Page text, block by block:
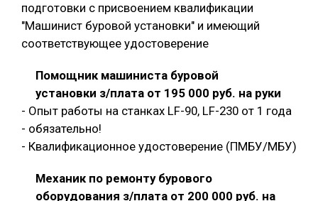
подготовки с присвоением квалификации
"Машинист буровой установки" и имеющий
соответствующее удостоверение
Помощник машиниста буровой
установки з/плата от 195 000 руб. на руки
- Опыт работы на станках LF-90, LF-230 от 1 года
- обязательно!
- Квалификационное удостоверение (ПМБУ/МБУ)
Механик по ремонту бурового
оборудования з/плата от 200 000 руб. на